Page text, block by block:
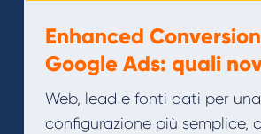
Enhanced
Google Ads: quali
Web, lead e fonti dati per una
configurazione più semplice,